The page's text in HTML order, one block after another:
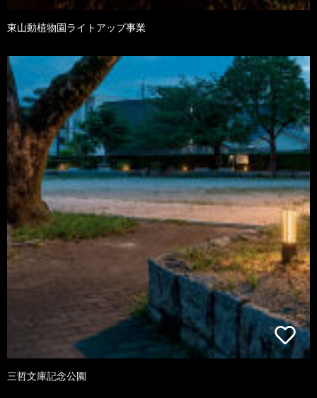
東山動植物園ライトアップ事業
三哲文庫記念公園